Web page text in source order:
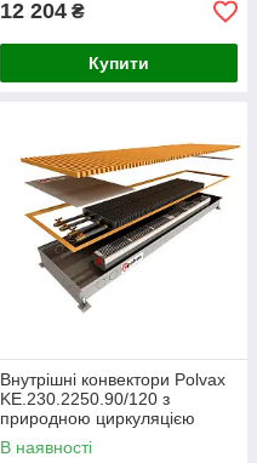
12 204 ₴
Купити
Внутрішні конвектори Polvax
KE.230.2250.90/120 з
природною циркуляцією
В наявності